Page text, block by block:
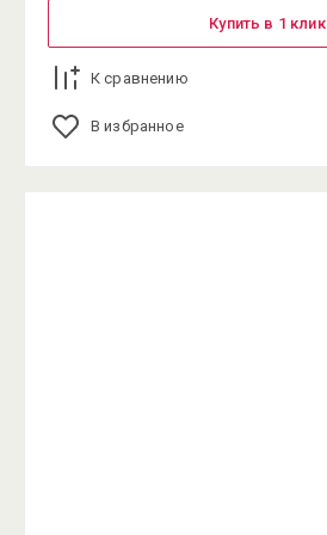
Купить в 1 клик
К сравнению
В избранное